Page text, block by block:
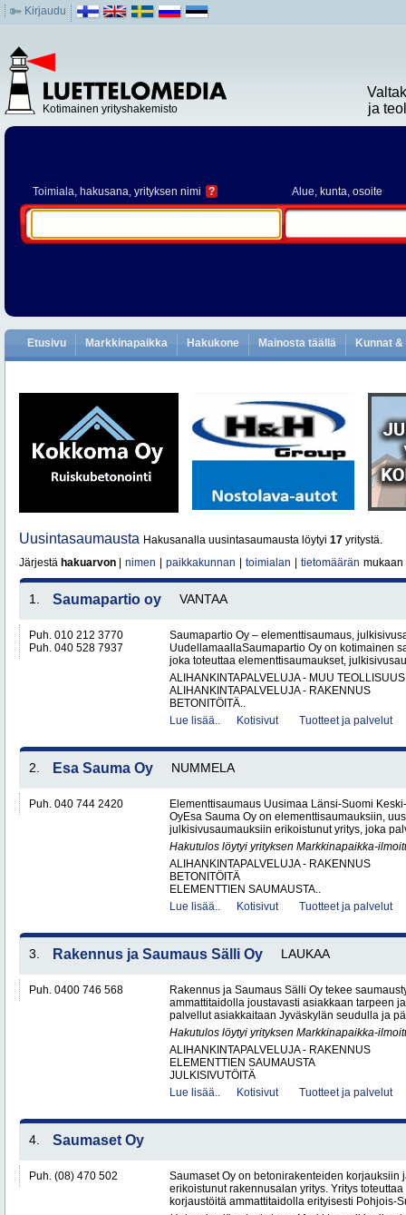
Kirjaudu
Kotimainen yrityshakemisto
ja
Toimiala, hakusana, yrityksen nimi ? Alue, kunta, osoite
Etusivu Markkinapaikka Hakukone Mainosta täällä Kunnat
Uusintasaumausta Hakusanalla uusintasaumausta löytyi 17 yritystä.
Järjestä hakuarvon nimen paikkakunnan toimialan tietomäärän mukaan
1. Saumapartio oy VANTAA
Puh. 010 212 3770
Puh. 040 528 7937
Saumapartio Oy – elementtisaumaus,
UudellamaallaSaumapartio Oy on kotimainen
joka toteuttaa elementtisaumaukset,
ALIHANKINTAPALVELUJA - MUU TEOLLISUUS
ALIHANKINTAPALVELUJA - RAKENNUS
BETONITÖITÄ..
Lue lisää..
Kotisivut Tuotteet ja palvelut
2. Esa Sauma Oy NUMMELA
Puh. 040 744 2420
Elementtisaumaus Uusimaa Länsi-Suomi
OyEsa Sauma Oy on elementtisaumauksiin,
julkisivusaumauksiin erikoistunut yritys, joka
Hakutulos löytyi yrityksen Markkinapaikka-
ALIHANKINTAPALVELUJA - RAKENNUS
BETONITÖITÄ
ELEMENTTIEN SAUMAUSTA..
Lue lisää..
Kotisivut Tuotteet ja palvelut
3. Rakennus ja Saumaus Sälli Oy LAUKAA
Puh. 0400 746 568
Rakennus ja Saumaus Sälli Oy tekee
ammattitaidolla joustavasti asiakkaan tarpeen
palvellut asiakkaitaan Jyväskylän seudulla ja
Hakutulos löytyi yrityksen Markkinapaikka-
ALIHANKINTAPALVELUJA - RAKENNUS
ELEMENTTIEN SAUMAUSTA
JULKISIVUTÖITÄ
Lue lisää..
Kotisivut Tuotteet ja palvelut
4. Saumaset Oy
Puh. (08) 470 502
Saumaset Oy on betonirakenteiden korjauksiin
erikoistunut rakennusalan yritys. Yritys
korjaustöitä ammattitaidolla erityisesti Pohjois-